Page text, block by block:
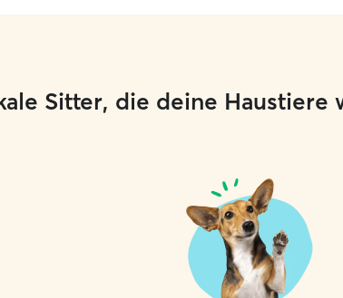
Sitter, die deine Haustiere